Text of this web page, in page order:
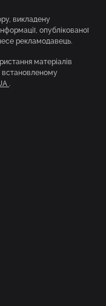
викладену
опублікованої
рекламодавець.
матеріалів
встановленому
.